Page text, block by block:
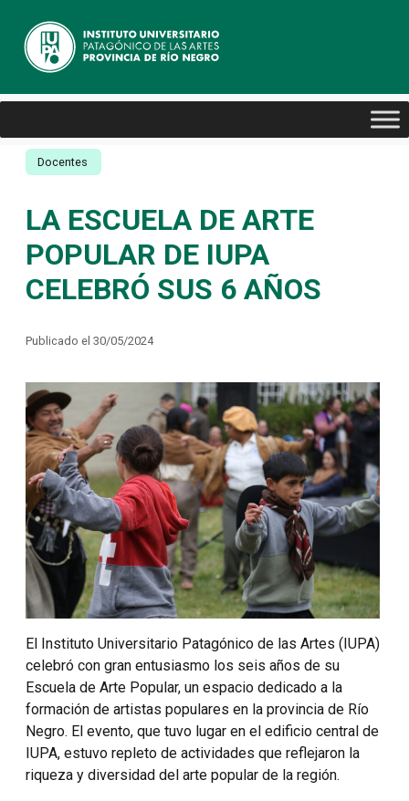
Docentes
LA ESCUELA DE ARTE
POPULAR DE IUPA
CELEBRÓ SUS 6 AÑOS
Publicado el 30/05/2024
El Instituto Universitario Patagónico de las Artes (IUPA)
celebró con gran entusiasmo los seis años de su
Escuela de Arte Popular, un espacio dedicado a la
formación de artistas populares en la provincia de Río
Negro. El evento, que tuvo lugar en el edificio central de
IUPA, estuvo repleto de actividades que reflejaron la
riqueza y diversidad del arte popular de la región.